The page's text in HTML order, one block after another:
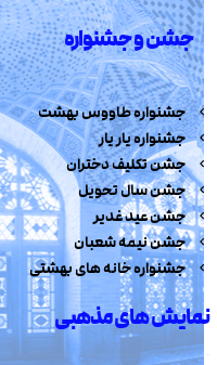
جشن و جشنواره
جشنواره طاووس بهشت
جشنواره یار یار
جشن تکلیف دختران
جشن سال تحویل
جشن عید غدیر
جشن نیمه شعبان
جشنواره خانه های بهشتی
نمایش های مذهبی